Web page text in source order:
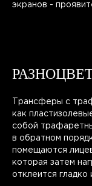
экранов -
Трансферы с
как
собой
в обратном
помещаются
которая затем
отклеится гладко